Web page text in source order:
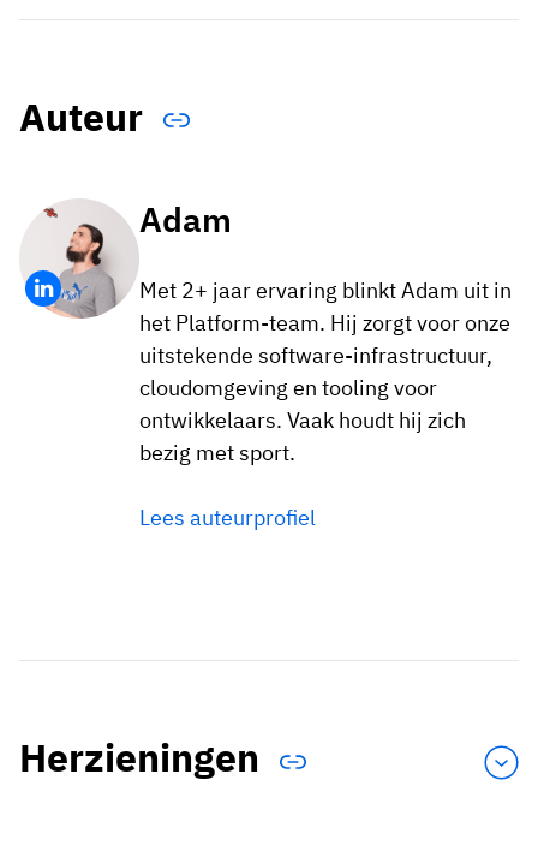
Auteur
Adam
Met 2+ jaar ervaring blinkt Adam uit in
het Platform-team. Hij zorgt voor onze
uitstekende software-infrastructuur,
cloudomgeving en tooling voor
ontwikkelaars. Vaak houdt hij zich
bezig met sport.
Lees auteurprofiel
Herzieningen